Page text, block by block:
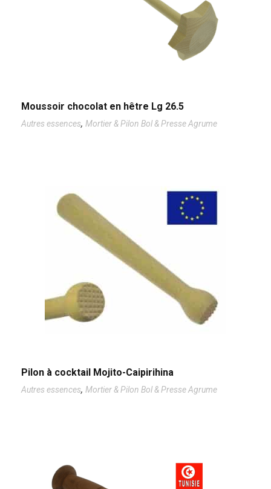
Moussoir chocolat en hêtre Lg 26.5
Autres essences, Mortier & Pilon Bol & Presse Agrume
Pilon à cocktail Mojito-Caipirihina
Autres essences, Mortier & Pilon Bol & Presse Agrume